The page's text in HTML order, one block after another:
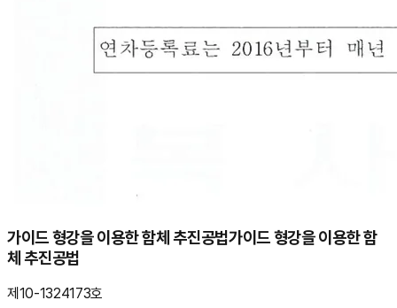
가이드 형강을 이용한 함체 추진공법가이드 형강을 이용한 함
체 추진공법
제10-1324173호